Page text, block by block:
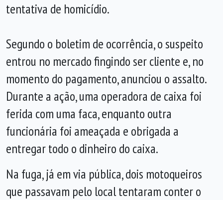
tentativa de homicídio.
Segundo o boletim de ocorrência, o suspeito
entrou no mercado fingindo ser cliente e, no
momento do pagamento, anunciou o assalto.
Durante a ação, uma operadora de caixa foi
ferida com uma faca, enquanto outra
funcionária foi ameaçada e obrigada a
entregar todo o dinheiro do caixa.
Na fuga, já em via pública, dois motoqueiros
que passavam pelo local tentaram conter o